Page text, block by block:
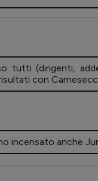
tutti (dirigenti,
con
incensato anche